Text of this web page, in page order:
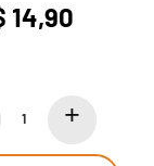
14,90